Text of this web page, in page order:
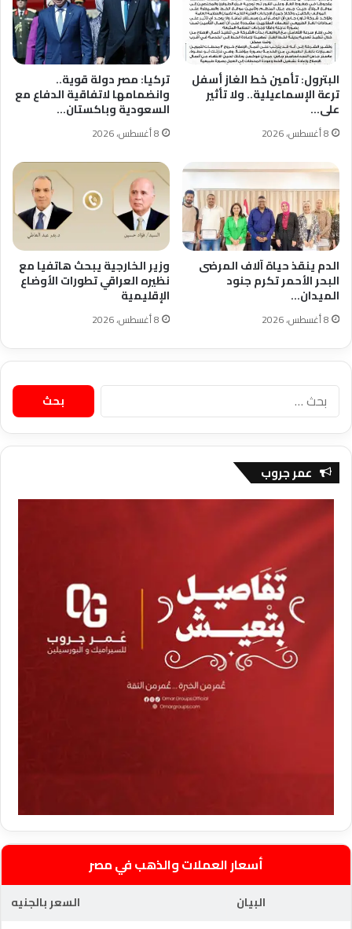
البترول: تأمين خط الغاز أسفل
ترعة الإسماعيلية.. ولا تأثير
على…
8 أغسطس، 2026
تركيا: مصر دولة قوية..
وانضمامها لاتفاقية الدفاع مع
السعودية وباكستان…
8 أغسطس، 2026
الدم ينقذ حياة آلاف المرضى
البحر الأحمر تكرم جنود
الميدان…
8 أغسطس، 2026
وزير الخارجية يبحث هاتفيا مع
نظيره العراقي تطورات الأوضاع
الإقليمية
8 أغسطس، 2026
البحث
عن:
عمر جروب
أسعار العملات والذهب في مصر
البيان
السعر بالجنيه